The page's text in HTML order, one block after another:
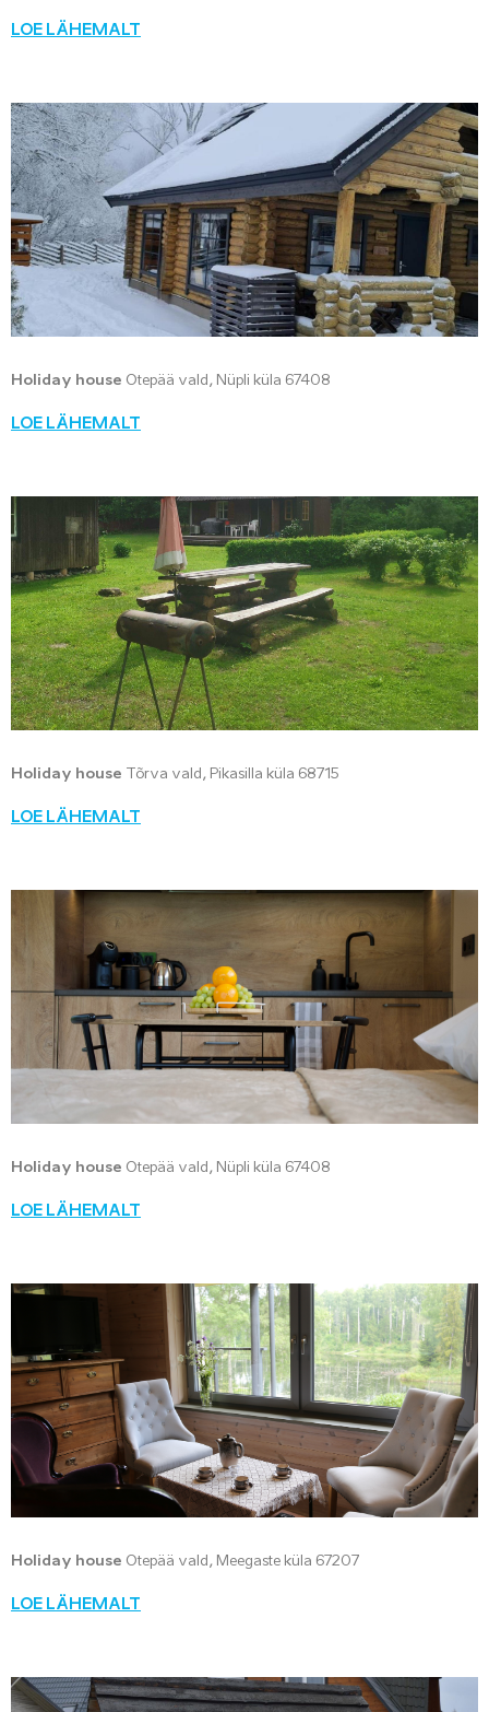
LOE LÄHEMALT
Holiday house Otepää vald, Nüpli küla 67408
LOE LÄHEMALT
Holiday house Tõrva vald, Pikasilla küla 68715
LOE LÄHEMALT
Holiday house Otepää vald, Nüpli küla 67408
LOE LÄHEMALT
Holiday house Otepää vald, Meegaste küla 67207
LOE LÄHEMALT